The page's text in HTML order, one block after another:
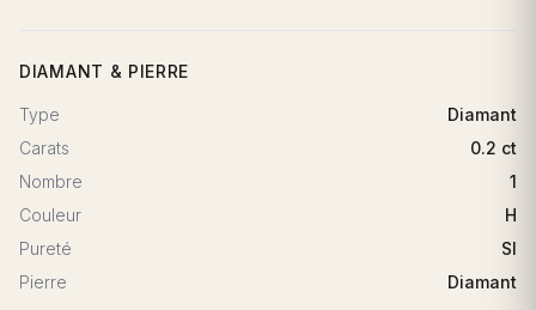
DIAMANT & PIERRE
Type
Diamant
Carats
0.2 ct
Nombre
1
Couleur
H
Pureté
SI
Pierre
Diamant